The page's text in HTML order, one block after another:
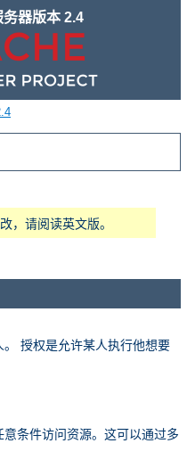
器版本 2.4
，请阅读英文版。
授权是允许某人执行他想要
条件访问资源。这可以通过多